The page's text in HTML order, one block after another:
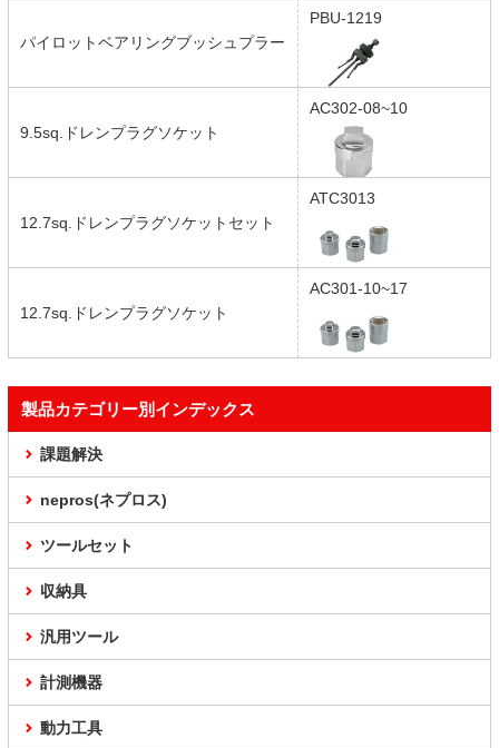
パイロットベアリングブッシュプラー
PBU-1219
9.5sq.ドレンプラグソケット
AC302-08~10
12.7sq.ドレンプラグソケットセット
ATC3013
12.7sq.ドレンプラグソケット
AC301-10~17
製品カテゴリー別インデックス
課題解決
nepros(ネプロス)
ツールセット
収納具
汎用ツール
計測機器
動力工具